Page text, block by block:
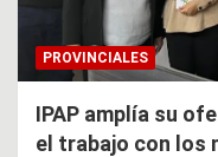
PROVINCIALES
IPAP amplía su
el trabajo con los